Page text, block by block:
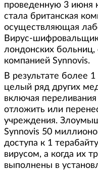
проведенную 3 июня
стала британская
осуществляющая
Вирус-
лондонских больниц,
компанией Synnovis.
В результате более
целый ряд других
включая
отложить или
учреждения.
Synnovis 50
доступа к 1
вирусом, а когда их
выполнены в